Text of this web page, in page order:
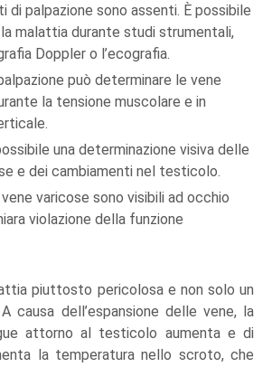
di palpazione sono assenti. È possibile
malattia durante studi strumentali,
Doppler o l’ecografia.
può determinare le vene
la tensione muscolare e in
una determinazione visiva delle
e dei cambiamenti nel testicolo.
varicose sono visibili ad occhio
violazione della funzione
piuttosto pericolosa e non solo un
causa dell’espansione delle vene, la
attorno al testicolo aumenta e di
la temperatura nello scroto, che